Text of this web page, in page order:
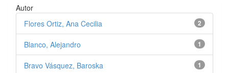
Autor
2
Flores Ortiz, Ana Cecilia
1
Blanco, Alejandro
1
Bravo Vásquez, Baroska